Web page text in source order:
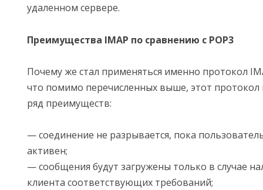
удаленном сервере.
Преимущества IMAP по сравнению с POP3
Почему же стал применяться именно протокол
что помимо перечисленных выше, этот протокол
ряд преимуществ:
— соединение не разрывается, пока
активен;
— сообщения будут загружены только в случае
клиента соответствующих требований;